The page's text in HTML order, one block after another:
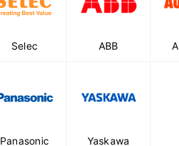
Selec ABB
Panasonic Yaskawa